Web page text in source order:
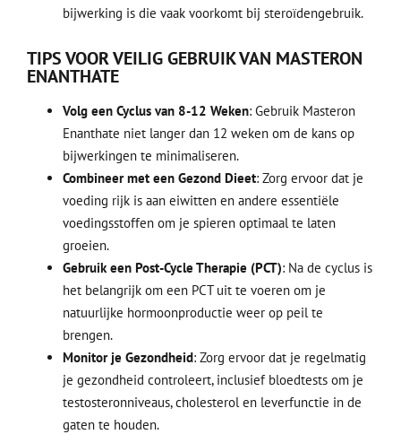
bijwerking is die vaak voorkomt bij steroïdengebruik.
TIPS VOOR VEILIG GEBRUIK VAN MASTERON
ENANTHATE
Volg een Cyclus van 8-12 Weken: Gebruik Masteron
Enanthate niet langer dan 12 weken om de kans op
bijwerkingen te minimaliseren.
Combineer met een Gezond Dieet: Zorg ervoor dat je
voeding rijk is aan eiwitten en andere essentiële
voedingsstoffen om je spieren optimaal te laten
groeien.
Gebruik een Post-Cycle Therapie (PCT): Na de cyclus is
het belangrijk om een PCT uit te voeren om je
natuurlijke hormoonproductie weer op peil te
brengen.
Monitor je Gezondheid: Zorg ervoor dat je regelmatig
je gezondheid controleert, inclusief bloedtests om je
testosteronniveaus, cholesterol en leverfunctie in de
gaten te houden.